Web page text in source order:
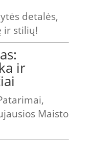
detalės,
ir stilių!
ir
Maisto